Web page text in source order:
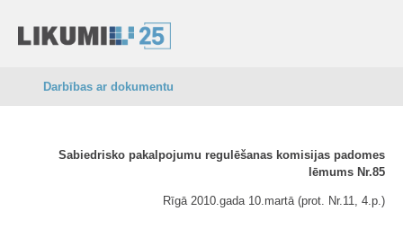
Darbības ar dokumentu
Sabiedrisko pakalpojumu regulēšanas komisijas padomes
lēmums Nr.85
Rīgā 2010.gada 10.martā (prot. Nr.11, 4.p.)